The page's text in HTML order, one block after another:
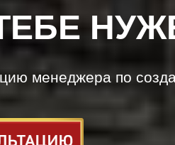
менеджера по